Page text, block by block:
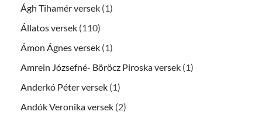
Ágh Tihamér versek (1)
Állatos versek (110)
Ámon Ágnes versek (1)
Amrein Józsefné- Böröcz Piroska versek (1)
Anderkó Péter versek (1)
Andók Veronika versek (2)